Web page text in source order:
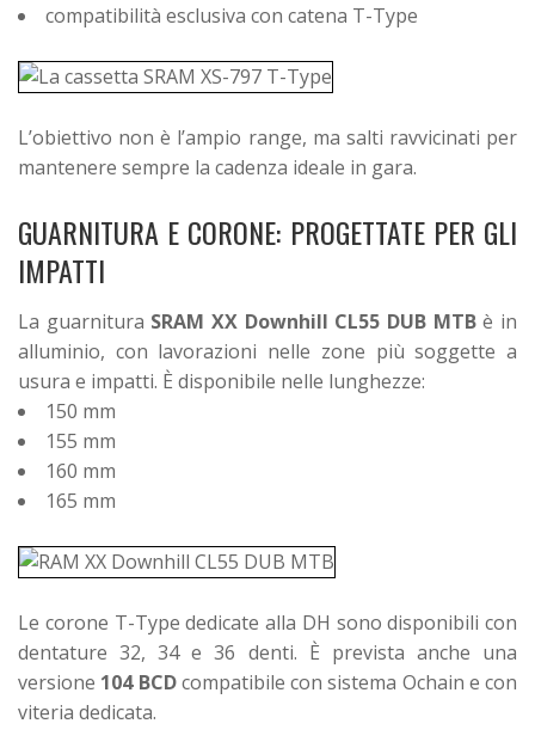
compatibilità esclusiva con catena T-Type
L’obiettivo non è l’ampio range, ma salti ravvicinati per
mantenere sempre la cadenza ideale in gara.
GUARNITURA E CORONE: PROGETTATE PER GLI
IMPATTI
La guarnitura SRAM XX Downhill CL55 DUB MTBè in
alluminio, con lavorazioni nelle zone più soggette a
usura e impatti. È disponibile nelle lunghezze:
150 mm
155 mm
160 mm
165 mm
Le corone T-Type dedicate alla DH sono disponibili con
dentature 32, 34 e 36 denti. È prevista anche una
versione 104 BCDcompatibile con sistema Ochain e con
viteria dedicata.